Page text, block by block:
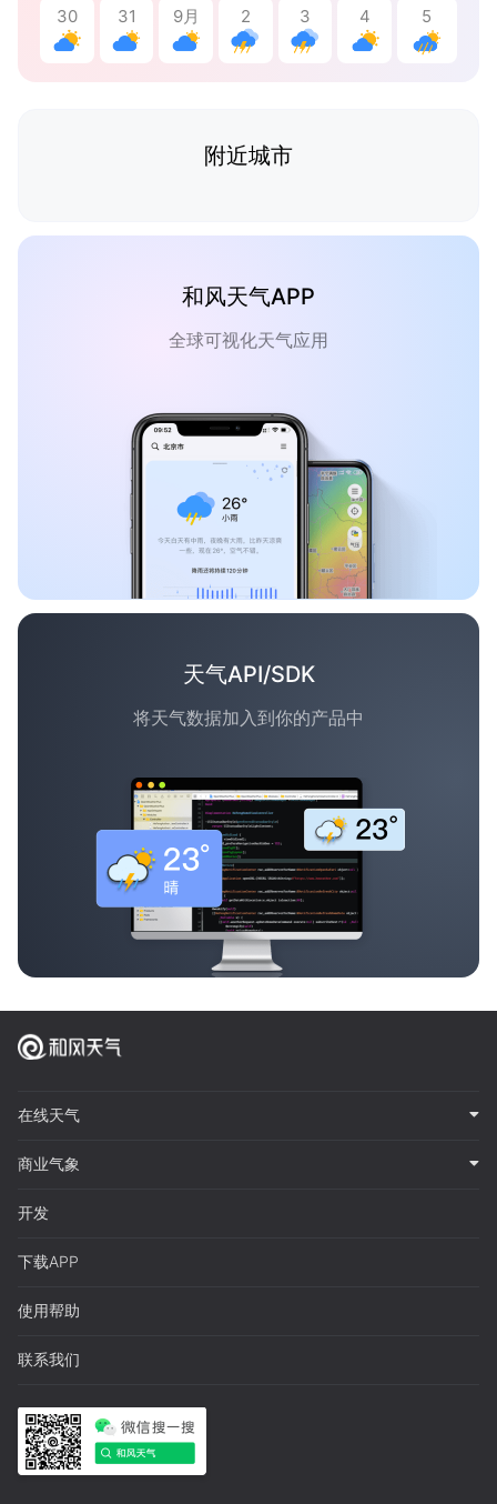
30 31 9月 2 3 4 5
附近城市
和风天气APP
全球可视化天气应用
天气API/SDK
将天气数据加入到你的产品中
在线天气
商业气象
开发
下载APP
使用帮助
联系我们